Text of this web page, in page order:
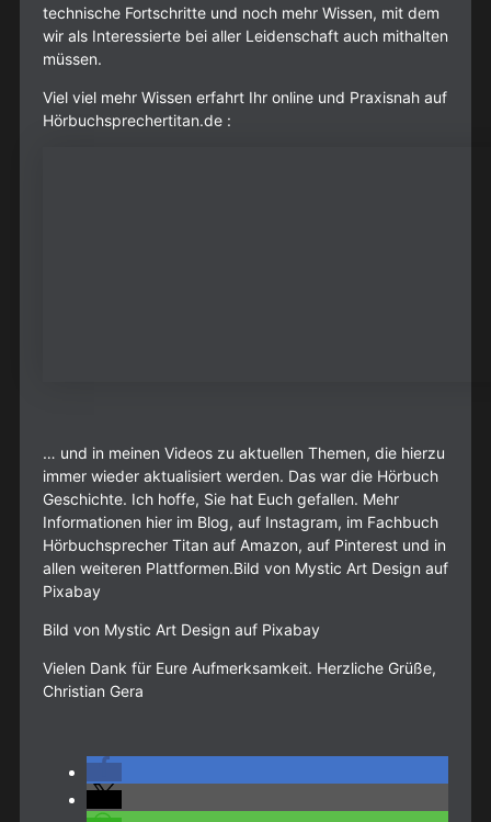
technische Fortschritte und noch mehr Wissen, mit dem
wir als Interessierte bei aller Leidenschaft auch mithalten
müssen.
Viel viel mehr Wissen erfahrt Ihr online und Praxisnah auf
Hörbuchsprechertitan.de :
… und in meinen Videos zu aktuellen Themen, die hierzu
immer wieder aktualisiert werden. Das war die Hörbuch
Geschichte. Ich hoffe, Sie hat Euch gefallen. Mehr
Informationen hier im Blog, auf Instagram, im Fachbuch
Hörbuchsprecher Titan auf Amazon, auf Pinterest und in
allen weiteren Plattformen.Bild von Mystic Art Design auf
Pixabay
Bild von Mystic Art Design auf Pixabay
Vielen Dank für Eure Aufmerksamkeit. Herzliche Grüße,
Christian Gera